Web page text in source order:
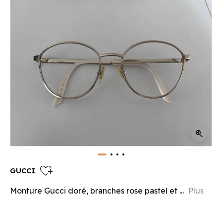
zoom_in
GUCCI heart_plus
Monture Gucci doré, branches rose pastel et ... Plus